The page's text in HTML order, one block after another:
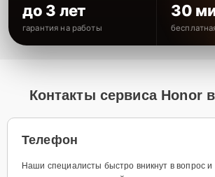
до 3 лет
гарантия на работы
30
Контакты сервиса Honor
Телефон
Наши специалисты быстро вникнут в вопрос и